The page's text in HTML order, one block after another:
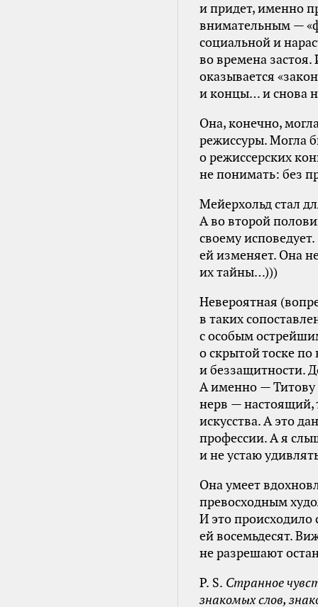
и придет, именно
внимательным —
социальной и
во времена
оказывается
и концы… и снова
Она, конечно,
режиссуры. Могла
о режиссерских
не понимать: без
Мейерхольд стал
А во второй
своему
ей изменяет. Она
их тайны…)))
Невероятная
в таких
с особым
о скрытой тоске по
и беззащитности.
А именно — Титову
нерв — настоящий,
искусства. А это
профессии. А я
и не устаю
Она умеет
превосходным
И это происходило
ей восемьдесят.
не разрешают
P. S. Странное
знакомых слов,